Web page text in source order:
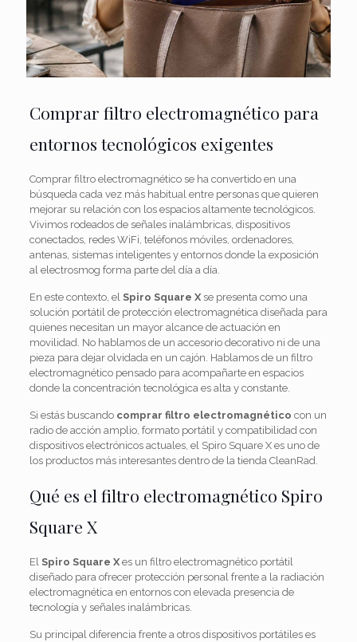
Comprar filtro electromagnético para
entornos tecnológicos exigentes
Comprar filtro electromagnético se ha convertido en una
búsqueda cada vez más habitual entre personas que quieren
mejorar su relación con los espacios altamente tecnológicos.
Vivimos rodeados de señales inalámbricas, dispositivos
conectados, redes WiFi, teléfonos móviles, ordenadores,
antenas, sistemas inteligentes y entornos donde la exposición
al electrosmog forma parte del día a día.
En este contexto, el Spiro Square Xse presenta como una
solución portátil de protección electromagnética diseñada para
quienes necesitan un mayor alcance de actuación en
movilidad. No hablamos de un accesorio decorativo ni de una
pieza para dejar olvidada en un cajón. Hablamos de un filtro
electromagnético pensado para acompañarte en espacios
donde la concentración tecnológica es alta y constante.
Si estás buscando comprar filtro electromagnético con un
radio de acción amplio, formato portátil y compatibilidad con
dispositivos electrónicos actuales, el Spiro Square X es uno de
los productos más interesantes dentro de la tienda CleanRad.
Qué es el filtro electromagnético Spiro
Square X
El Spiro Square Xes un filtro electromagnético portátil
diseñado para ofrecer protección personal frente a la radiación
electromagnética en entornos con elevada presencia de
tecnología y señales inalámbricas.
Su principal diferencia frente a otros dispositivos portátiles es